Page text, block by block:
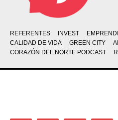
REFERENTES INVEST
CALIDAD DE VIDA
GREEN CITY
CORAZÓN DEL NORTE PODCAST